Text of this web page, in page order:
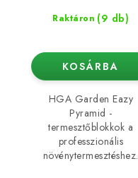
Raktáron (9 db)
KOSÁRBA
HGA Garden Eazy
Pyramid -
termesztőblokkok a
professzionális
növénytermesztéshez.